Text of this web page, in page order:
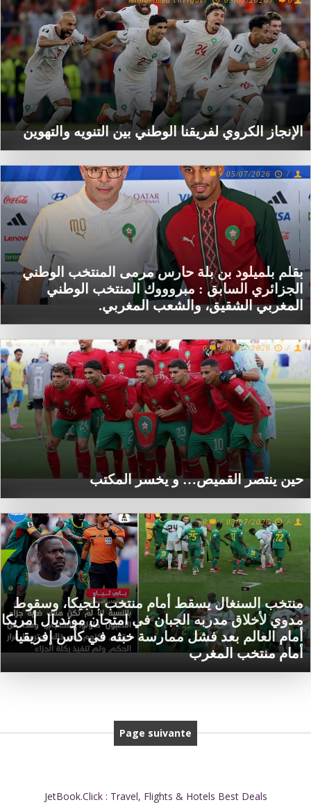
الإنجاز الكروي لفريقنا الوطني بين التنويه والتهوين
بقلم بلميلود بن بلة حارس مرمى المنتخب الوطني
الجزائري السابق : مبروووك المنتخب الوطني
المغربي الشقيق، والشعب المغربي.
/
05/07/2026
/
0
حين ينتصر القميص… و يخسر المكتب
/
04/07/2026
/
0
منتخب السنغال يسقط أمام منتخب بلجيكا، وسقوط
مدوي لأخلاق مدربه الجبان في امتحان مونديال أمريكا
أمام العالم بعد فشل ممارسة خبثه في كأس إفريقيا
أمام منتخب المغرب
/
03/07/2026
/
0
Page suivante
JetBook.Click : Travel, Flights & Hotels Best Deals